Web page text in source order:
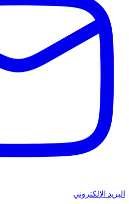
البريد الإلكتروني